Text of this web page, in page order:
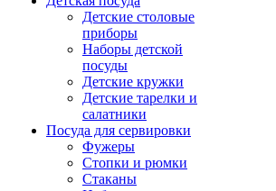
Детские столовые
приборы
Наборы детской
посуды
Детские кружки
Детские тарелки и
салатники
Посуда для сервировки
Фужеры
Стопки и рюмки
Стаканы